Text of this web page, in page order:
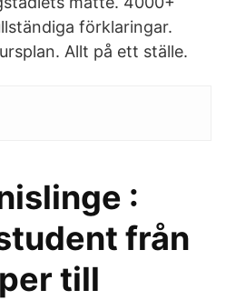
förklaringar.
Allt på ett ställe.
:
från
till